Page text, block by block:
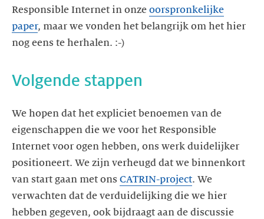
Responsible Internet in onze oorspronkelijke
paper, maar we vonden het belangrijk om het hier
nog eens te herhalen. :-)
We hopen dat het expliciet benoemen van de
eigenschappen die we voor het Responsible
Internet voor ogen hebben, ons werk duidelijker
positioneert. We zijn verheugd dat we binnenkort
van start gaan met ons CATRIN-project. We
verwachten dat de verduidelijking die we hier
hebben gegeven, ook bijdraagt aan de discussie